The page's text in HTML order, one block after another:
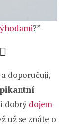
?”
doporučuji,
pikantní
dobrý dojem
už se znáte o